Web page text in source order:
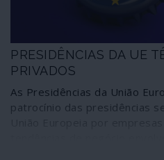
PRESIDÊNCIAS DA UE
PRIVADOS
As Presidências da União
patrocínio das presidências